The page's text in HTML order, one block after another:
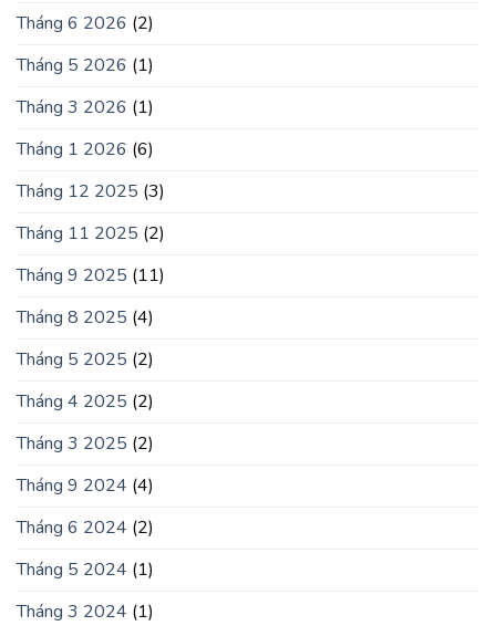
Tháng 6 2026 (2)
Tháng 5 2026 (1)
Tháng 3 2026 (1)
Tháng 1 2026 (6)
Tháng 12 2025 (3)
Tháng 11 2025 (2)
Tháng 9 2025 (11)
Tháng 8 2025 (4)
Tháng 5 2025 (2)
Tháng 4 2025 (2)
Tháng 3 2025 (2)
Tháng 9 2024 (4)
Tháng 6 2024 (2)
Tháng 5 2024 (1)
Tháng 3 2024 (1)